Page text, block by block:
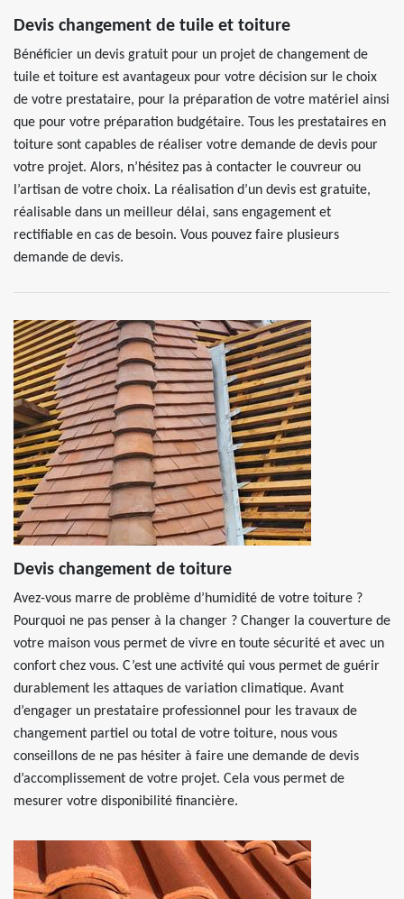
Devis changement de tuile et toiture
Bénéficier un devis gratuit pour un projet de changement de
tuile et toiture est avantageux pour votre décision sur le choix
de votre prestataire, pour la préparation de votre matériel ainsi
que pour votre préparation budgétaire. Tous les prestataires en
toiture sont capables de réaliser votre demande de devis pour
votre projet. Alors, n’hésitez pas à contacter le couvreur ou
l’artisan de votre choix. La réalisation d’un devis est gratuite,
réalisable dans un meilleur délai, sans engagement et
rectifiable en cas de besoin. Vous pouvez faire plusieurs
demande de devis.
Devis changement de toiture
Avez-vous marre de problème d’humidité de votre toiture ?
Pourquoi ne pas penser à la changer ? Changer la couverture de
votre maison vous permet de vivre en toute sécurité et avec un
confort chez vous. C’est une activité qui vous permet de guérir
durablement les attaques de variation climatique. Avant
d’engager un prestataire professionnel pour les travaux de
changement partiel ou total de votre toiture, nous vous
conseillons de ne pas hésiter à faire une demande de devis
d’accomplissement de votre projet. Cela vous permet de
mesurer votre disponibilité financière.